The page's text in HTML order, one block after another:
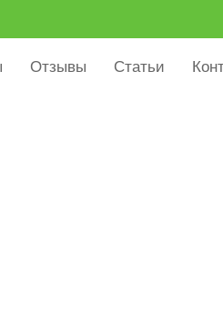
Отзывы Статьи